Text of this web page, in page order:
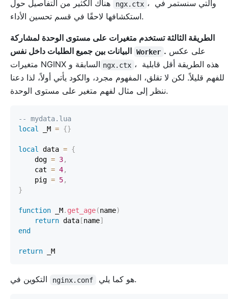
ngx.ctx ، والتي سنستمر في
استكشافها لاحقًا في قسم تحسين الأداء.
الطريقة الثالثة تستخدم متغيرات على مستوى الوحدة لمشاركة
Worker .
متغيرات NGINX السابقة و ngx.ctx ، هذه الطريقة أقل قابلية
للفهم قليلاً. لكن لا تقلق، المفهوم مجرد، والكود يأتي أولاً، لذا دعنا
ننظر إلى مثال لفهم متغير على مستوى الوحدة.
-- mydata.lua
local _M = {}
local data = {
    dog
= 3,
    cat
= 4,
    pig
= 5,
}
function _M. get_age(name)
return data [name]
end
return
nginx.conf هو كما يلي.